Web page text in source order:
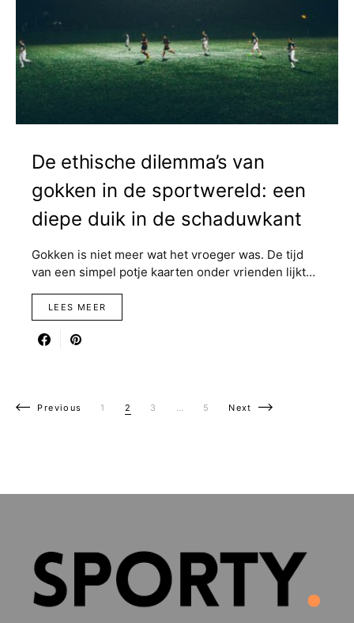
De ethische dilemma’s van
gokken in de sportwereld: een
diepe duik in de schaduwkant
Gokken is niet meer wat het vroeger was. De tijd
van een simpel potje kaarten onder vrienden lijkt…
LEES MEER
Berichten paginering
Previous 1 2 3 5 Next